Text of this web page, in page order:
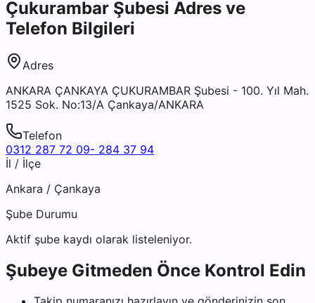
Çukurambar Şubesi Adres ve
Telefon Bilgileri
Adres
ANKARA ÇANKAYA ÇUKURAMBAR Şubesi - 100. Yıl Mah.
1525 Sok. No:13/A Çankaya/ANKARA
Telefon
0312 287 72 09- 284 37 94
İl / İlçe
Ankara / Çankaya
Şube Durumu
Aktif şube kaydı olarak listeleniyor.
Şubeye Gitmeden Önce Kontrol Edin